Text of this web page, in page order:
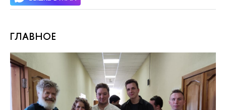
ГЛАВНОЕ